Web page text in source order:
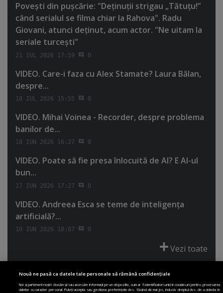
Poveşti din puşcărie: "Deţinuţii strigau „Tătuţu!”
când serialul se filma chiar la Rahova". Radu
Giovani, atunci deţinut, acum actor. "Ne uitam la
seriale turceşti"
21 IUL 2026 17:59 0
VIDEO. Care-i faza cu Alex Stamate? Laura Bălan,
despre...
18 IUL 2026 15:55 0
VIDEO. Mihai Voinea - Recorder, despre problema
banilor de...
18 IUN 2026 16:27 0
VIDEO. Poate să fie presa înlocuită de AI? E AI-ul
bun...
17 IUN 2026 17:27 0
VIDEO. Andreea Esca se teme de inteligenţa
artificială?...
10 IUN 2026 18:07 0
Vezi toate
Nouă ne pasă ca datele tale personale să rămână confidențiale
Noi și partenerii noștri stocăm și/sau accesăm informații pe un dispozitiv, cum ar fi identificatori unici în cookie-uri pentru procesarea
datelor cu caracter personal. Puteți accepta sau gestiona preferințele dvs. făcând clic mai jos, inclusiv dreptul dvs. de a obiecta în